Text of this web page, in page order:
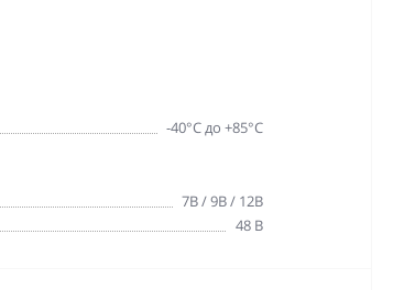
-40°C до +85°C
7В / 9В / 12В
48 В